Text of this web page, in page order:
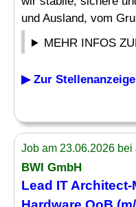
und Ausland, vom
MEHR INFOS
▶ Zur Stellenanzeige
Job am 23.06.2026
BWI GmbH
Lead IT